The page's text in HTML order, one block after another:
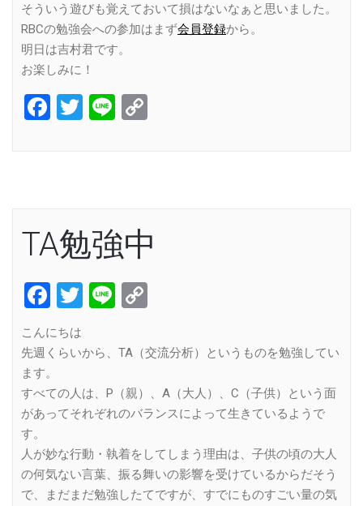
そういう遊びも覚えておいて損はないなぁと思いました。
RBCの勉強会への参加はまず会員登録から。
明日は吉村君です。
お楽しみに！
Facebook
Twitter
Line
TA勉強中
Facebook
Twitter
Line
こんにちは
先週くらいから、TA（交流分析）というものを勉強してい
ます。
すべての人は、P（親）、A（大人）、C（子供）という面
があってそれぞれのバランスによって生きているようで
す。
人が妙な行動・執着をしてしまう理由は、子供の頃の大人
の何気ない言葉、振る舞いの影響を受けているからだそう
で、まだまだ勉強したてですが、すでにものすごい量の気